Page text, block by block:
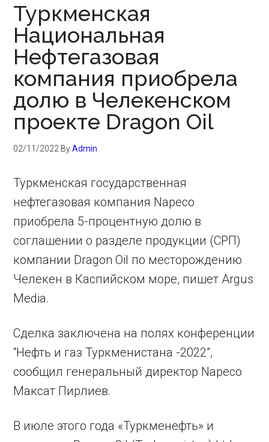
Туркменская
Национальная
Нефтегазовая
компания приобрела
долю в Челекенском
проекте Dragon Oil
02/11/2022 ByAdmin
Туркменская государственная
нефтегазовая компания Napeco
приобрела 5-процентную долю в
соглашении о разделе продукции (СРП)
компании Dragon Oil по месторождению
Челекен в Каспийском море, пишет Argus
Media.
Сделка заключена на полях конференции
“Нефть и газ Туркменистана -2022”,
сообщил генеральный директор Napeco
Максат Пирлиев.
В июле этого года «Туркменефть» и